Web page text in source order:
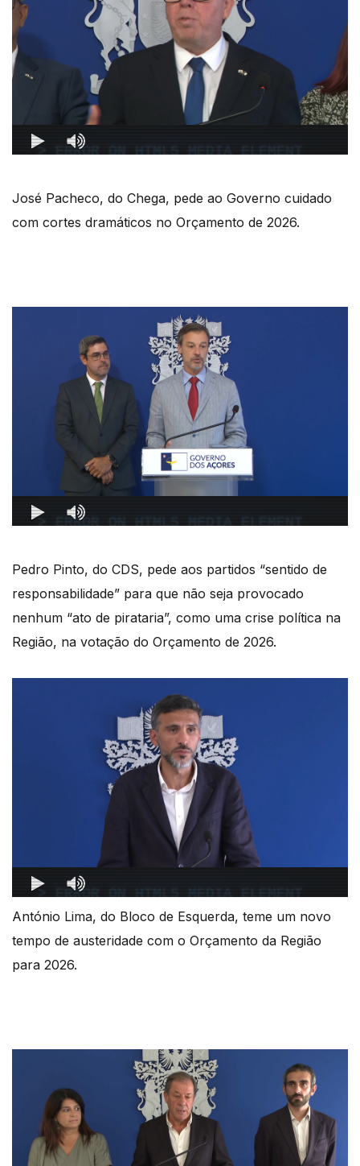
José Pacheco, do Chega, pede ao Governo cuidado
com cortes dramáticos no Orçamento de 2026.
Pedro Pinto, do CDS, pede aos partidos “sentido de
responsabilidade” para que não seja provocado
nenhum “ato de pirataria”, como uma crise política na
Região, na votação do Orçamento de 2026.
António Lima, do Bloco de Esquerda, teme um novo
tempo de austeridade com o Orçamento da Região
para 2026.